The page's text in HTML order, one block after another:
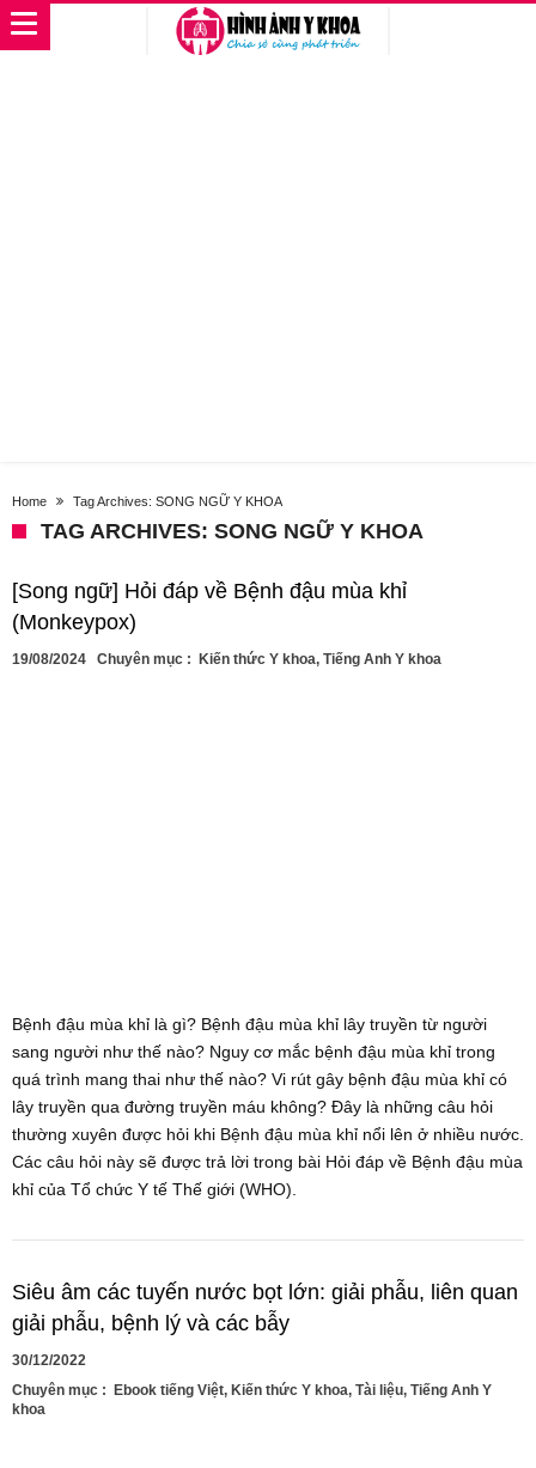
Home Tag Archives: SONG NGỮ Y KHOA
TAG ARCHIVES: SONG NGỮ Y KHOA
[Song ngữ] Hỏi đáp về Bệnh đậu mùa khỉ
(Monkeypox)
19/08/2024 Chuyên mục : Kiến thức Y khoa, Tiếng Anh Y khoa
Bệnh đậu mùa khỉ là gì? Bệnh đậu mùa khỉ lây truyền từ người
sang người như thế nào? Nguy cơ mắc bệnh đậu mùa khỉ trong
quá trình mang thai như thế nào? Vi rút gây bệnh đậu mùa khỉ có
lây truyền qua đường truyền máu không? Đây là những câu hỏi
thường xuyên được hỏi khi Bệnh đậu mùa khỉ nổi lên ở nhiều nước.
Các câu hỏi này sẽ được trả lời trong bài Hỏi đáp về Bệnh đậu mùa
khỉ của Tổ chức Y tế Thế giới (WHO).
Siêu âm các tuyến nước bọt lớn: giải phẫu, liên quan
giải phẫu, bệnh lý và các bẫy
30/12/2022
Chuyên mục :
Ebook tiếng Việt, Kiến thức Y khoa, Tài liệu, Tiếng Anh Y
khoa